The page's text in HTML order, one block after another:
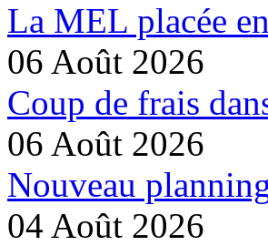
La MEL placée
06 Août 2026
Coup de frais
06 Août 2026
Nouveau
04 Août 2026